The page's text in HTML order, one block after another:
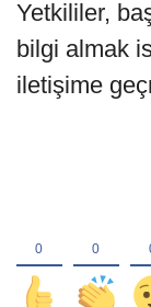
Yetkililer,
bilgi almak
iletişime